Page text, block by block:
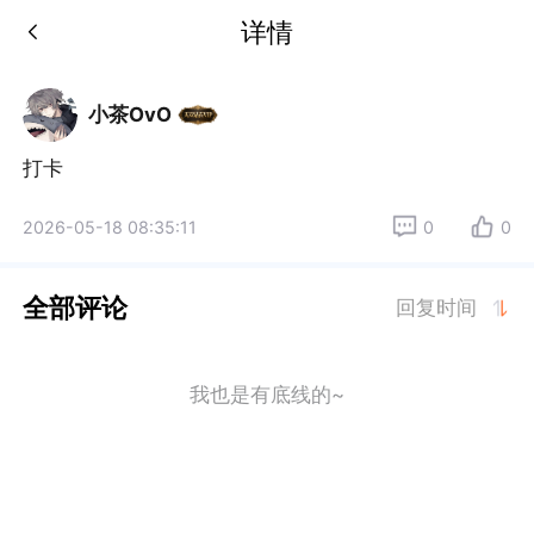
详情
小茶OvO
打卡
2026-05-18 08:35:11 0 0
全部评论 回复时间
我也是有底线的~